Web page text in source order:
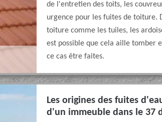
de l'entretien des toits, les
urgence pour les fuites de toiture.
toiture comme les tuiles, les
est possible que cela aille tomber
ce cas être faites.
Les origines des fuites
d'un immeuble dans le 37